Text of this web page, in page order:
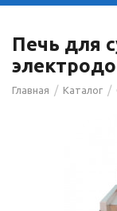
Печь для
Главная / Каталог /